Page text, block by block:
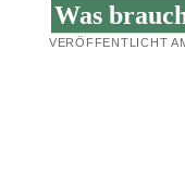
Was
VERÖFFENTLICHT